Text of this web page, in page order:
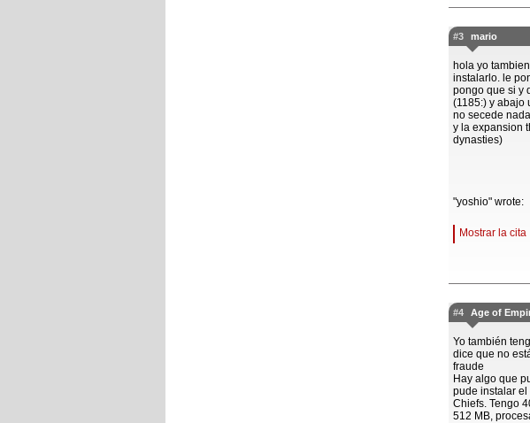
#3 mario
hola yo
instalarlo. le
pongo que si y
(1185:) y abajo
no secede
y la expansion
dynasties)
"yoshio" wrote:
Mostrar la cita
#4 Age of
Yo también
dice que no
fraude
Hay algo que
pude instalar el
Chiefs. Tengo
512 MB,